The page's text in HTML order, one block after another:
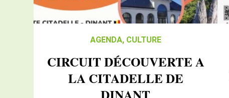
AGENDA, CULTURE
CIRCUIT DÉCOUVERTE A
LA CITADELLE DE